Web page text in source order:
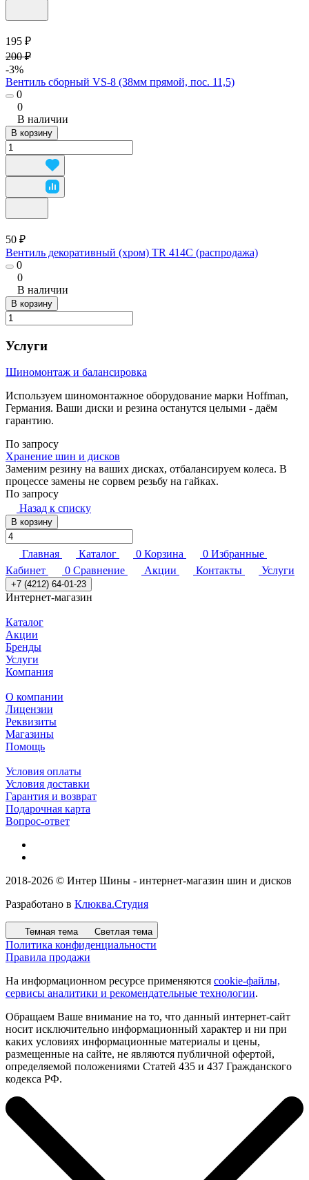
195 ₽
200 ₽
-3%
Вентиль сборный VS-8 (38мм прямой, пос. 11,5)
0
0
В наличии
В корзину
50 ₽
Вентиль декоративный (хром) TR 414С (распродажа)
0
0
В наличии
В корзину
Услуги
Шиномонтаж и балансировка
Используем шиномонтажное оборудование марки Hoffman,
Германия. Ваши диски и резина останутся целыми - даём
гарантию.
По запросу
Хранение шин и дисков
Заменим резину на ваших дисках, отбалансируем колеса. В
процессе замены не сорвем резьбу на гайках.
По запросу
Назад к списку
В корзину
Главная Каталог 0 Корзина 0 Избранные
Кабинет
0 Сравнение Акции Контакты Услуги
+7 (4212) 64-01-23
Интернет-магазин
Каталог
Акции
Бренды
Услуги
Компания
О компании
Лицензии
Реквизиты
Магазины
Помощь
Условия оплаты
Условия доставки
Гарантия и возврат
Подарочная карта
Вопрос-ответ
2018-2026 © Интер Шины - интернет-магазин шин и дисков
Разработано в Клюква.Студия
Темная тема Светлая тема
Политика конфиденциальности
Правила продажи
На информационном ресурсе применяются cookie-файлы,
сервисы аналитики и рекомендательные технологии.
Обращаем Ваше внимание на то, что данный интернет-сайт
носит исключительно информационный характер и ни при
каких условиях информационные материалы и цены,
размещенные на сайте, не являются публичной офертой,
определяемой положениями Статей 435 и 437 Гражданского
кодекса РФ.